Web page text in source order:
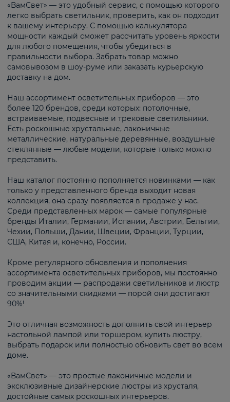
«ВамСвет» — это удобный сервис, с помощью которого
легко выбрать светильник, проверить, как он подходит
к вашему интерьеру. С помощью калькулятора
мощности каждый сможет рассчитать уровень яркости
для любого помещения, чтобы убедиться в
правильности выбора. Забрать товар можно
самовывозом в шоу-руме или заказать курьерскую
доставку на дом.
Наш ассортимент осветительных приборов — это
более 120 брендов, среди которых: потолочные,
встраиваемые, подвесные и трековые светильники.
Есть роскошные хрустальные, лаконичные
металлические, натуральные деревянные, воздушные
стеклянные — любые модели, которые только можно
представить.
Наш каталог постоянно пополняется новинками — как
только у представленного бренда выходит новая
коллекция, она сразу появляется в продаже у нас.
Среди представленных марок — самые популярные
бренды Италии, Германии, Испании, Австрии, Бельгии,
Чехии, Польши, Дании, Швеции, Франции, Турции,
США, Китая и, конечно, России.
Кроме регулярного обновления и пополнения
ассортимента осветительных приборов, мы постоянно
проводим акции — распродажи светильников и люстр
со значительными скидками — порой они достигают
90%!
Это отличная возможность дополнить свой интерьер
настольной лампой или торшером, купить люстру,
выбрать подарок или полностью обновить свет во всем
доме.
«ВамСвет» — это простые лаконичные модели и
эксклюзивные дизайнерские люстры из хрусталя,
достойные самых роскошных интерьеров.